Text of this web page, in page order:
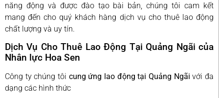
năng động và được đào tạo bài bản, chúng tôi cam kết
mang đến cho quý khách hàng dịch vụ cho thuê lao động
chất lượng và uy tín.
Dịch Vụ Cho Thuê Lao Động Tại Quảng Ngãi của
Nhân lực Hoa Sen
Công ty chúng tôi cung ứng lao động tại Quảng Ngãi với đa
dạng các hình thức